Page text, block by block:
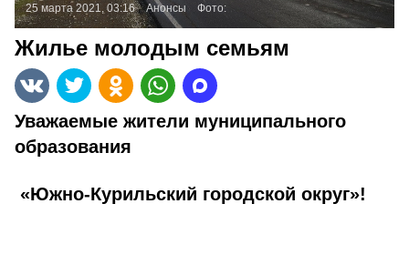
25 марта 2021, 03:16 Анонсы Фото:
Жилье молодым семьям
Уважаемые жители муниципального
образования
«Южно-Курильский городской округ»!